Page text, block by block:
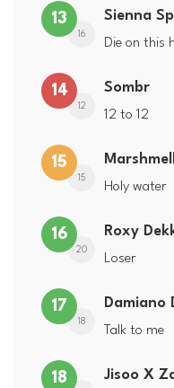
13
16
Sienna
Die on this
14
12
Sombr
12 to 12
15
15
Holy water
16
20
Roxy
Loser
17
18
Damiano
Talk to me
18 Jisoo X